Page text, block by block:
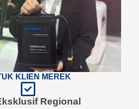
KLIEN MEREK
Regional